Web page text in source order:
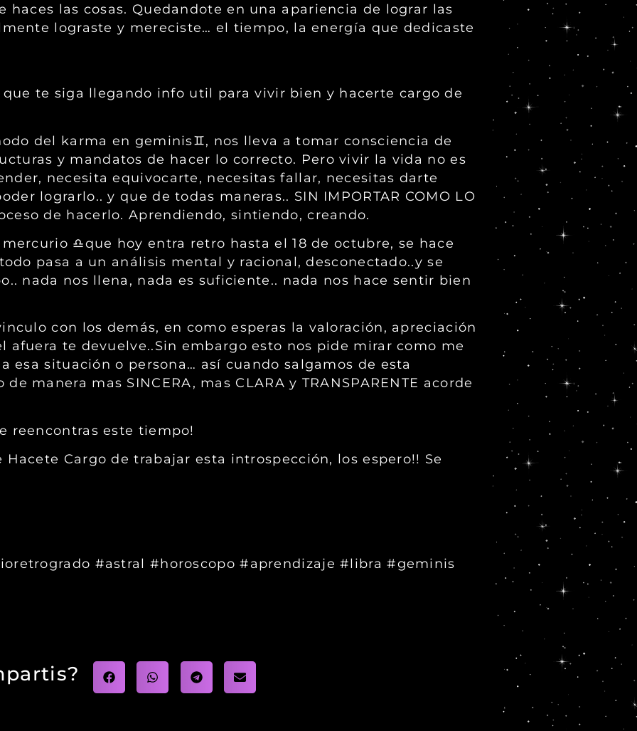
haces las cosas. Quedandote en una apariencia de lograr las
lograste y mereciste… el tiempo, la energía que dedicaste
te siga llegando info util para vivir bien y hacerte cargo de
del karma en geminis♊️, nos lleva a tomar consciencia de
y mandatos de hacer lo correcto. Pero vivir la vida no es
necesita equivocarte, necesitas fallar, necesitas darte
lograrlo.. y que de todas maneras.. SIN IMPORTAR COMO LO
de hacerlo. Aprendiendo, sintiendo, creando.
♎️que hoy entra retro hasta el 18 de octubre, se hace
pasa a un análisis mental y racional, desconectado..y se
nada nos llena, nada es suficiente.. nada nos hace sentir bien
con los demás, en como esperas la valoración, apreciación
afuera te devuelve..Sin embargo esto nos pide mirar como me
esa situación o persona… así cuando salgamos de esta
manera mas SINCERA, mas CLARA y TRANSPARENTE acorde
reencontras este tiempo!
Cargo de trabajar esta introspección, los espero!! Se
#astral #horoscopo #aprendizaje #libra #geminis